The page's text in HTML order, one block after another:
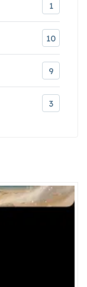
1
10
9
3